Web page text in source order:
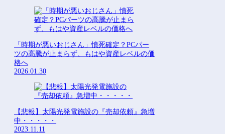
「時期が悪いおじさん」憤死確定？PCパー
ツの高騰が止まらず、もはや資産レベルの価
格へ
2026.01.30
【悲報】太陽光発電施設の『売却依頼』急増
中・・・・・
2023.11.11